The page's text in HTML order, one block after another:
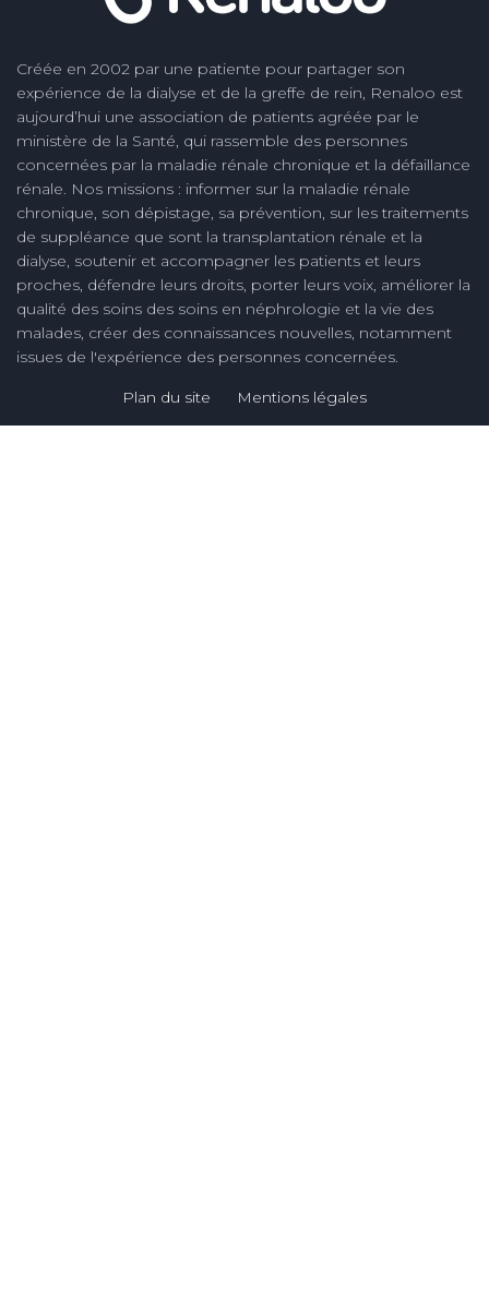
Créée en 2002 par une patiente pour partager son
expérience de la dialyse et de la greffe de rein, Renaloo est
aujourd’hui une association de patients agréée par le
ministère de la Santé, qui rassemble des personnes
concernées par la maladie rénale chronique et la défaillance
rénale. Nos missions : informer sur la maladie rénale
chronique, son dépistage, sa prévention, sur les traitements
de suppléance que sont la transplantation rénale et la
dialyse, soutenir et accompagner les patients et leurs
proches, défendre leurs droits, porter leurs voix, améliorer la
qualité des soins des soins en néphrologie et la vie des
malades, créer des connaissances nouvelles, notamment
issues de l'expérience des personnes concernées.
Plan du site Mentions légales